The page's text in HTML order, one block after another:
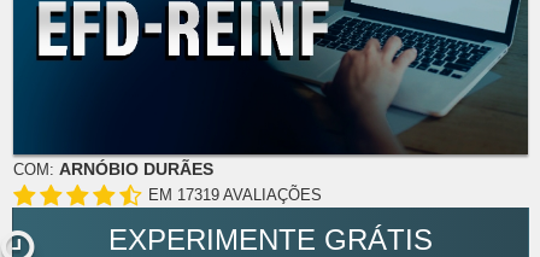
COM: ARNÓBIO DURÃES
EM 17319 AVALIAÇÕES
EXPERIMENTE GRÁTIS